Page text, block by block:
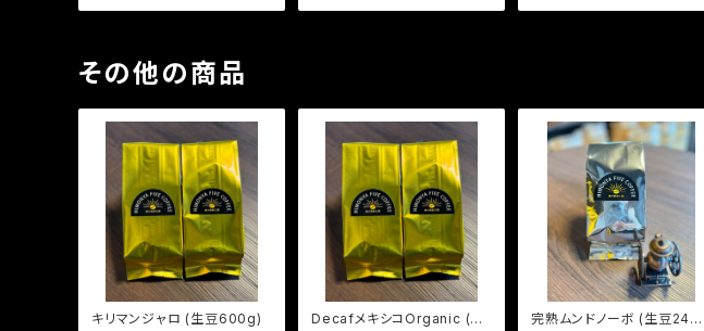
その他の商品
キリマンジャロ (生豆600g)
DecafメキシコOrganic (生
完熟ムンドノーボ (生豆240